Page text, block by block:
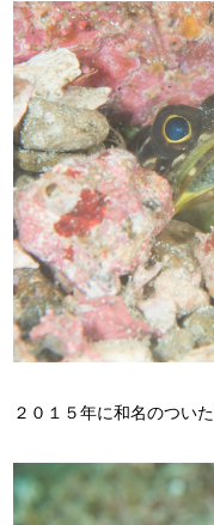
２０１５年に和名のついた